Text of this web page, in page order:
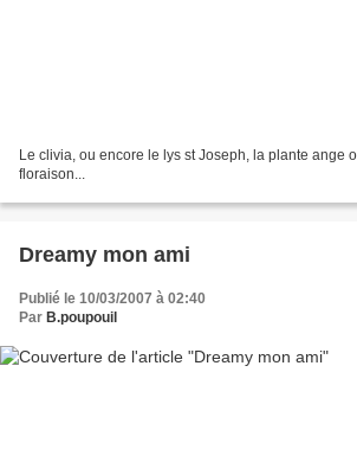
Le clivia, ou encore le lys st Joseph, la plante ange
floraison...
Dreamy mon ami
Publié le 10/03/2007 à 02:40
Par B.poupouil